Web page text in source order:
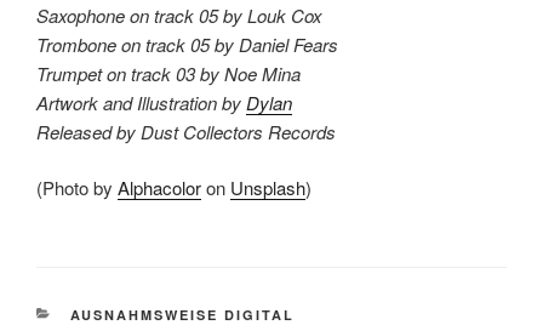
Saxophone on track 05 by Louk Cox
Trombone on track 05 by Daniel Fears
Trumpet on track 03 by Noe Mina
Artwork and Illustration by Dylan
Released by Dust Collectors Records
(Photo by Alphacoloron Unsplash)
KATEGORIEN
AUSNAHMSWEISE DIGITAL